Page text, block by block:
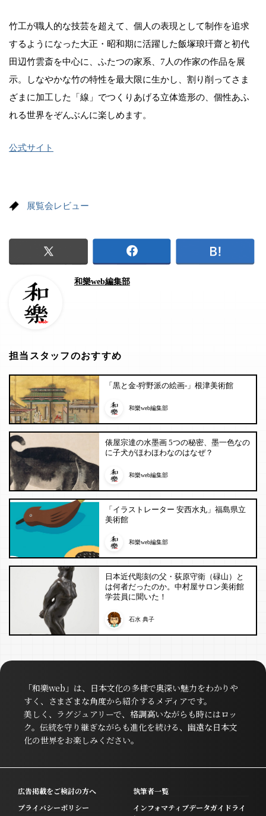
竹工が職人的な技芸を超えて、個人の表現として制作を追求
するようになった大正・昭和期に活躍した飯塚琅玕齋と初代
田辺竹雲斎を中心に、ふたつの家系、7人の作家の作品を展
示。しなやかな竹の特性を最大限に生かし、割り削ってさま
ざまに加工した「線」でつくりあげる立体造形の、個性あふ
れる世界をぞんぶんに楽しめます。
公式サイト
展覧会レビュー
和樂web編集部
担当スタッフのおすすめ
「黒と金-狩野派の絵画-」根津美術館
和樂web編集部
俵屋宗達の水墨画 5つの秘密、墨一色なの
に子犬がほわほわなのはなぜ？
和樂web編集部
「イラストレーター 安西水丸」福島県立
美術館
和樂web編集部
日本近代彫刻の父・荻原守衛（碌山）と
は何者だったのか。中村屋サロン美術館
学芸員に聞いた！
石水 典子
「和樂web」は、日本文化の多様で奥深い魅力をわかりや
すく、さまざまな角度から紹介するメディアです。
美しく、ラグジュアリーで、格調高いながらも時にはロッ
ク。伝統を守り継ぎながらも進化を続ける、幽遠な日本文
化の世界をお楽しみください。
広告掲載をご検討の方へ
執筆者一覧
プライバシーポリシー
インフォマティブデータガイドライ